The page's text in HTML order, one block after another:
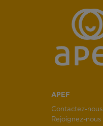
APEF
Contactez-nous
Rejoignez-nous